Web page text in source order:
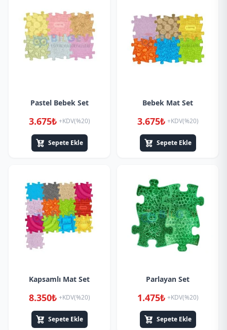
Pastel Bebek Set
3.675₺ +KDV(%20)
Sepete Ekle
Bebek Mat Set
3.675₺ +KDV(%20)
Sepete Ekle
Kapsamlı Mat Set
8.350₺ +KDV(%20)
Sepete Ekle
Parlayan Set
1.475₺ +KDV(%20)
Sepete Ekle